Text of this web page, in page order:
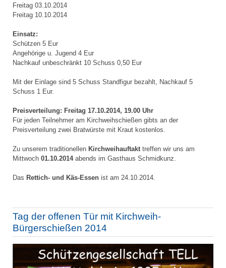
Freitag 03.10.2014
Freitag 10.10.2014
Einsatz:
Schützen 5 Eur
Angehörige u. Jugend 4 Eur
Nachkauf unbeschränkt 10 Schuss 0,50 Eur
Mit der Einlage sind 5 Schuss Standfigur bezahlt, Nachkauf 5
Schuss 1 Eur.
Preisverteilung: Freitag 17.10.2014, 19.00 Uhr
Für jeden Teilnehmer am Kirchweihschießen gibts an der
Preisverteilung zwei Bratwürste mit Kraut kostenlos.
Zu unserem traditionellen Kirchweihauftakttreffen wir uns am
Mittwoch 01.10.2014abends im Gasthaus Schmidkunz.
Das Rettich- und Käs-Essen ist am 24.10.2014.
Tag der offenen Tür mit Kirchweih-
Bürgerschießen 2014